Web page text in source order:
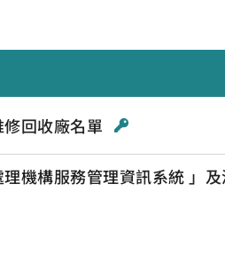
回收廠名單
機構服務管理資訊系統 」